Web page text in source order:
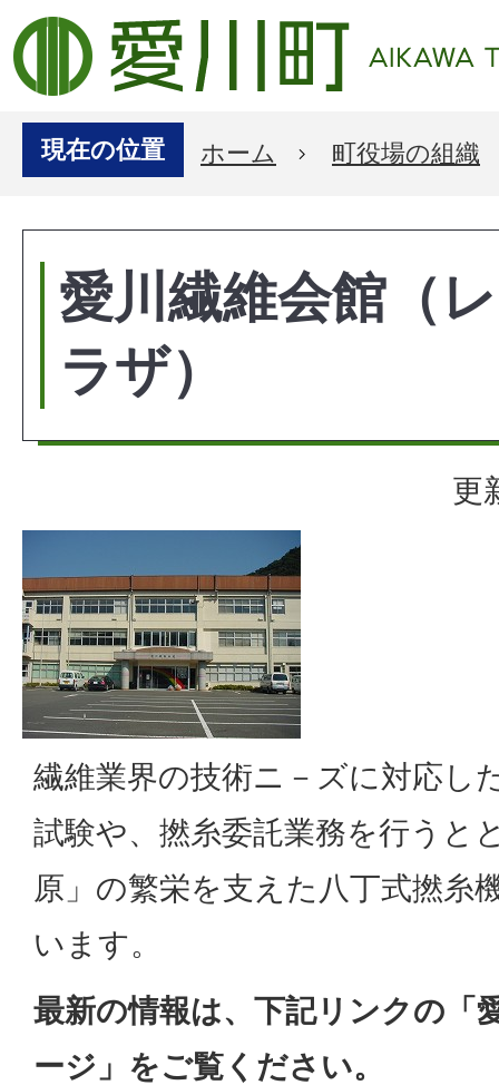
現在の位置 ホーム 町役場の組織
愛川繊維会館（
ラザ）
更
繊維業界の技術ニ－ズに対応し
試験や、撚糸委託業務を行うと
原」の繁栄を支えた八丁式撚糸
います。
最新の情報は、下記リンクの「
ージ」をご覧ください。